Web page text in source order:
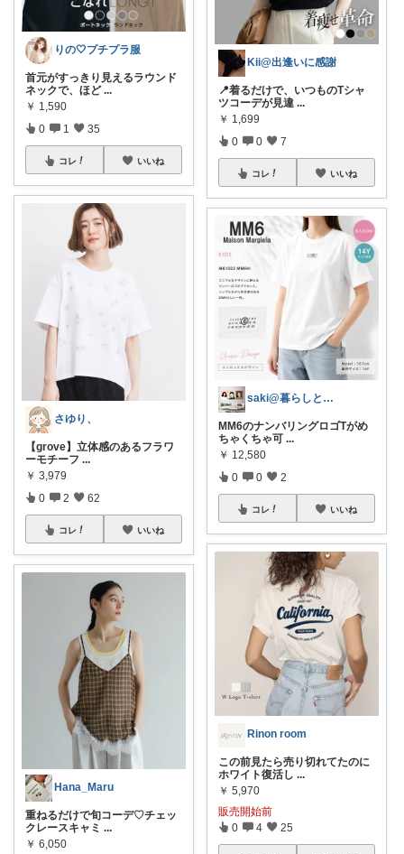
りの🤍プチプラ服
首元がすっきり見えるラウンド
ネックで、ほど ...
￥ 1,590
0 1 35
コレ いいね
さゆり、
【grove】立体感のあるフラワ
ーモチーフ ...
￥ 3,979
0 2 62
コレ いいね
Hana_Maru
重ねるだけで旬コーデ♡チェッ
クレースキャミ ...
￥ 6,050
Kii@出逢いに感謝
📍着るだけで、いつものTシャ
ツコーデが見違 ...
￥ 1,699
0 0 7
コレ いいね
saki@暮らしと子育て在宅ワーク
MM6のナンバリングロゴTがめ
ちゃくちゃ可 ...
￥ 12,580
0 0 2
コレ いいね
Rinon room
この前見たら売り切れてたのに
ホワイト復活し ...
￥ 5,970
販売開始前
0 4 25